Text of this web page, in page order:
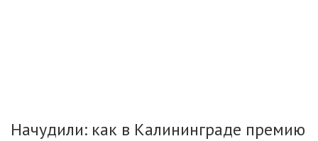
Начудили: как в Калининграде премию